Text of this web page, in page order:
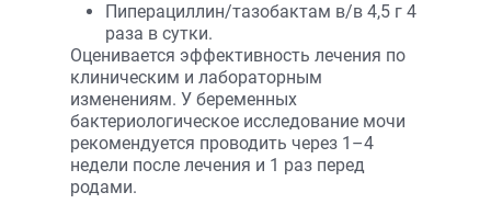
Пиперациллин/тазобактам в/в 4,5 г 4
раза в сутки.
Оценивается эффективность лечения по
клиническим и лабораторным
изменениям. У беременных
бактериологическое исследование мочи
рекомендуется проводить через 1–4
недели после лечения и 1 раз перед
родами.